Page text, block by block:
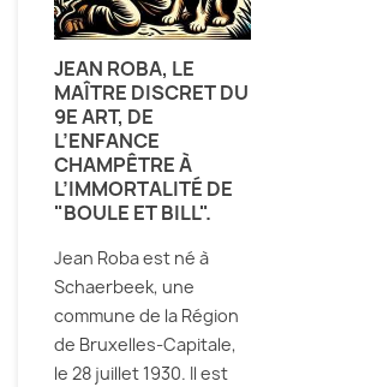
JEAN ROBA, LE
MAÎTRE DISCRET DU
9E ART, DE
L’ENFANCE
CHAMPÊTRE À
L’IMMORTALITÉ DE
"BOULE ET BILL".
Jean Roba est né à
Schaerbeek, une
commune de la Région
de Bruxelles-Capitale,
le 28 juillet 1930. Il est